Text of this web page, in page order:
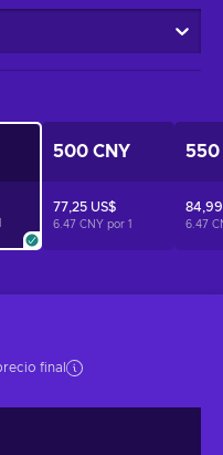
final
500 CNY
77,25 US$
6.47 CNY por 1
550
84,99
6.47